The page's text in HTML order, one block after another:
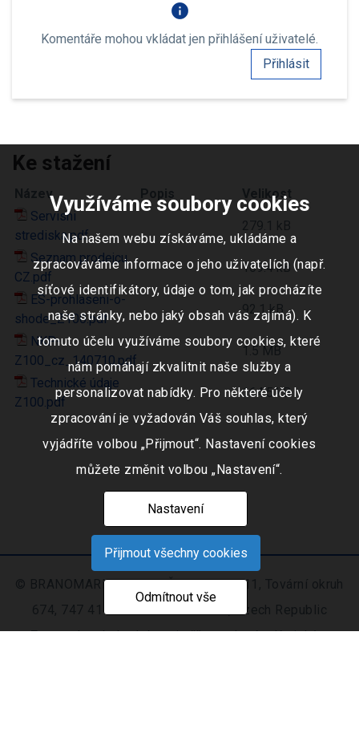
info
Komentáře mohou vkládat jen přihlášení uživatelé.
Přihlásit
Ke stažení
Název Popis
Velikost
Servisni
strediska.pdf
279.1 kB
Seznam prodejcu
CZ.pdf
109.4 kB
ES-prohlaseni-o-
shode_Z100.pdf
92.1 kB
NKP-
Z100_cz_140710.pdf
1.5 MB
Technické údaje
Z100.pdf
164.5 kB
© BRANOMARKET s.r.o., IČO: 253 51 311, Tovární okruh
674, 747 41 Hradec nad Moravicí, Czech Republic
Zapsaná v obchodním rejstříku vedeném Krajským
Využíváme soubory cookies
Na našem webu získáváme, ukládáme a
zpracováváme informace o jeho uživatelích (např.
síťové identifikátory, údaje o tom, jak procházíte
naše stránky, nebo jaký obsah vás zajímá). K
tomuto účelu využíváme soubory cookies, které
nám pomáhají zkvalitnit naše služby a
personalizovat nabídky. Pro některé účely
zpracování je vyžadován Váš souhlas, který
vyjádříte volbou „Přijmout“. Nastavení cookies
můžete změnit volbou „Nastavení“.
Nastavení
Přijmout všechny cookies
Odmítnout vše